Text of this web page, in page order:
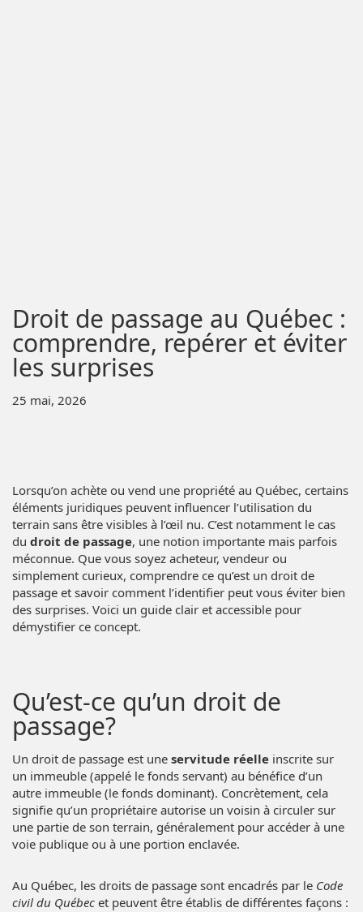
Droit de passage au Québec :
comprendre, repérer et éviter
les surprises
25 mai, 2026
Lorsqu’on achète ou vend une propriété au Québec, certains
éléments juridiques peuvent influencer l’utilisation du
terrain sans être visibles à l’œil nu. C’est notamment le cas
du droit de passage, une notion importante mais parfois
méconnue. Que vous soyez acheteur, vendeur ou
simplement curieux, comprendre ce qu’est un droit de
passage et savoir comment l’identifier peut vous éviter bien
des surprises. Voici un guide clair et accessible pour
démystifier ce concept.
Qu’est-ce qu’un droit de
passage?
Un droit de passage est une servitude réelle inscrite sur
un immeuble (appelé le fonds servant) au bénéfice d’un
autre immeuble (le fonds dominant). Concrètement, cela
signifie qu’un propriétaire autorise un voisin à circuler sur
une partie de son terrain, généralement pour accéder à une
voie publique ou à une portion enclavée.
Au Québec, les droits de passage sont encadrés par le Code
civil du Québec et peuvent être établis de différentes façons :